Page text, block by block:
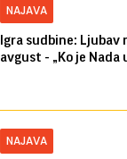
NAJAVA
Igra sudbine: Ljubav
avgust - „Ko je Nada
NAJAVA